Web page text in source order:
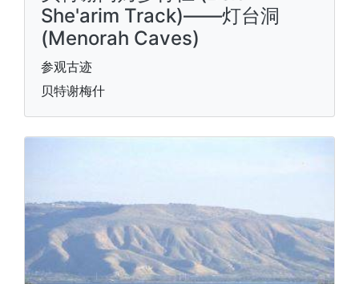
She'arim Track)——灯台洞
(Menorah Caves)
参观古迹
贝特谢梅什